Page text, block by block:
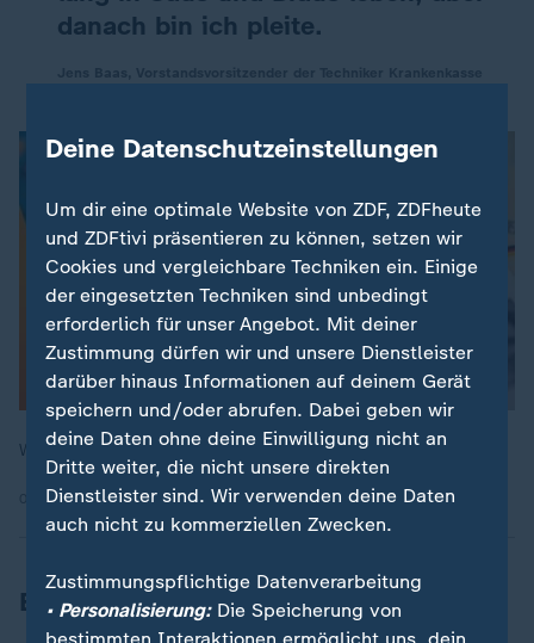
danach bin ich pleite.
Worauf Sie bei der Krankenkassenwahl achten können:
09.09.2024 | 3:33 min
Baas fordert grundlegende Reformen
Deine Datenschutzeinstellungen
Um dir eine optimale Website von ZDF, ZDFheute
und ZDFtivi präsentieren zu können, setzen wir
Cookies und vergleichbare Techniken ein. Einige
der eingesetzten Techniken sind unbedingt
erforderlich für unser Angebot. Mit deiner
Zustimmung dürfen wir und unsere Dienstleister
darüber hinaus Informationen auf deinem Gerät
speichern und/oder abrufen. Dabei geben wir
deine Daten ohne deine Einwilligung nicht an
Dritte weiter, die nicht unsere direkten
Dienstleister sind. Wir verwenden deine Daten
auch nicht zu kommerziellen Zwecken.
Zustimmungspflichtige Datenverarbeitung
• Personalisierung:Die Speicherung von